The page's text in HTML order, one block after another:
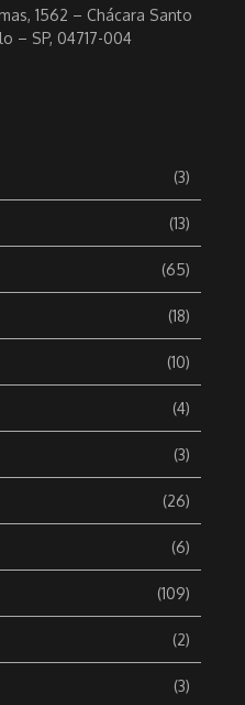
1562 – Chácara Santo
– SP, 04717-004
(3)
(13)
(65)
(18)
(10)
(4)
(3)
(26)
(6)
(109)
(2)
(3)